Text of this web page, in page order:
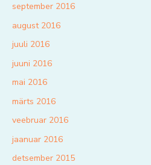
september 2016
august 2016
juuli 2016
juuni 2016
mai 2016
märts 2016
veebruar 2016
jaanuar 2016
detsember 2015